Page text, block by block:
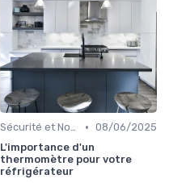
Sécurité et Normes • 08/06/2025
L'importance d'un
thermomètre pour votre
réfrigérateur